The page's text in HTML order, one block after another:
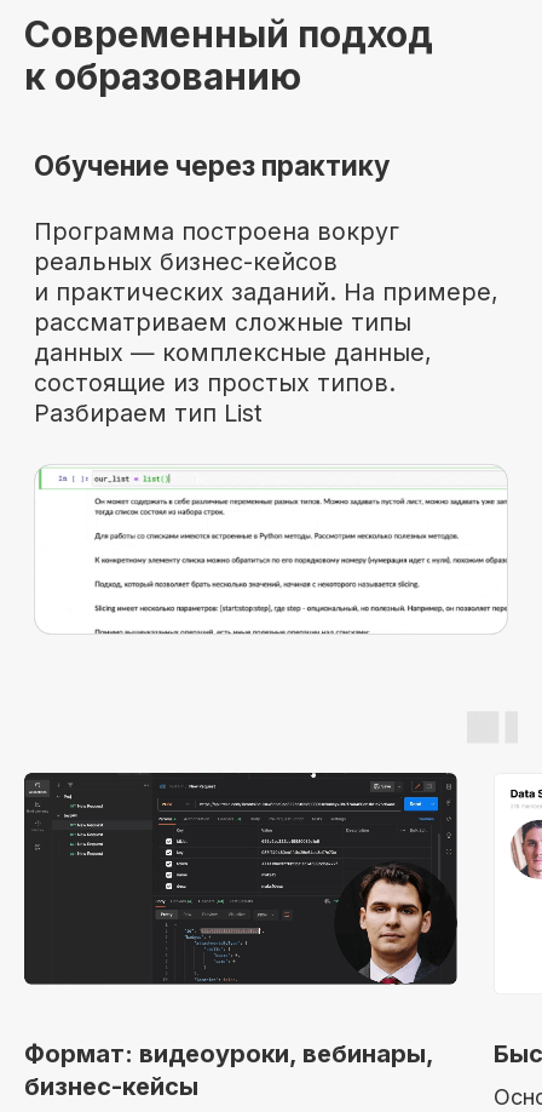
Современный подход
к образованию
Формат: видеоуроки, вебинары,
бизнес-кейсы
Получить полную
программу курса